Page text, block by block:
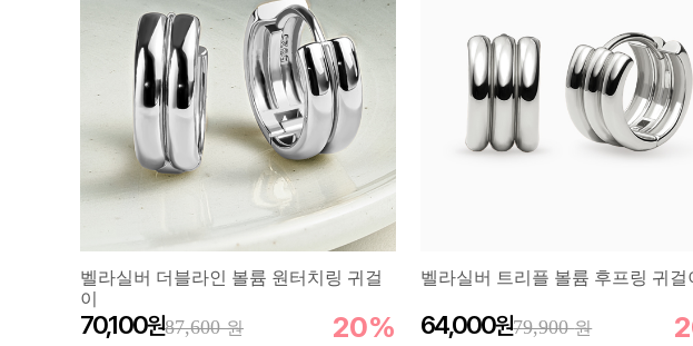
벨라실버 더블라인 볼륨 원터치링 귀걸
이
87,600
70,100 20%
벨라실버 트리플 볼륨 후프링 귀걸
79,900
64,000